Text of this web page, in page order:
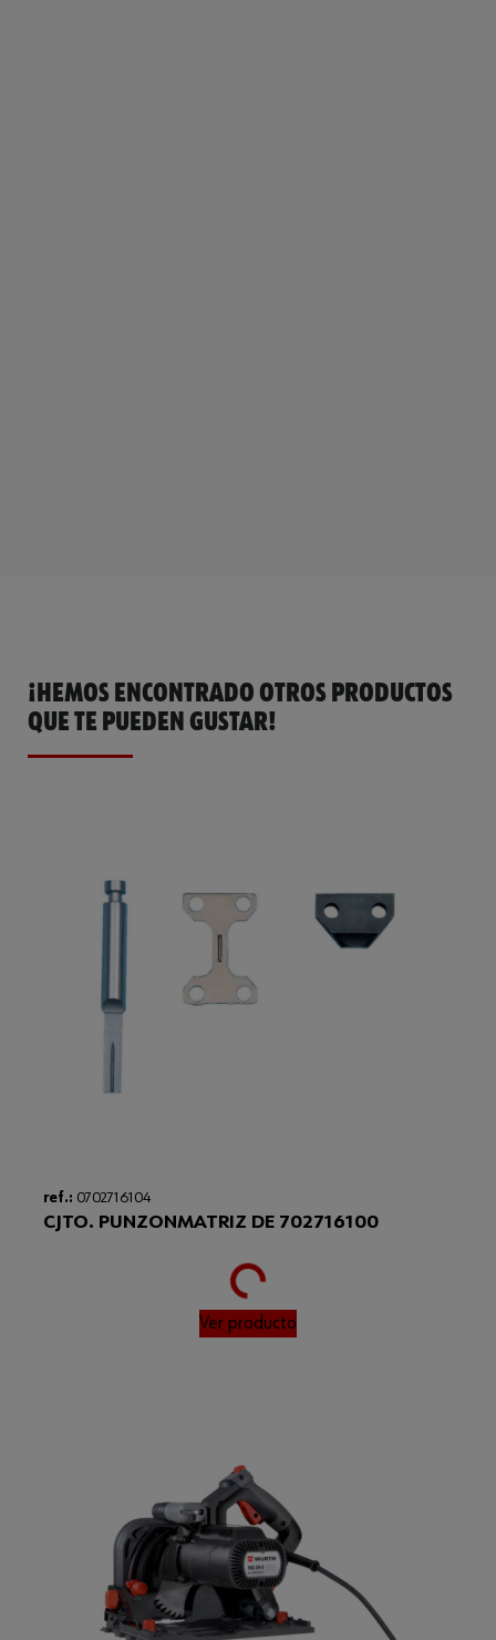
¡HEMOS ENCONTRADO OTROS PRODUCTOS
QUE TE PUEDEN GUSTAR!
ref.: 0702716104
CJTO. PUNZONMATRIZ DE 702716100
Loading...
Ver producto